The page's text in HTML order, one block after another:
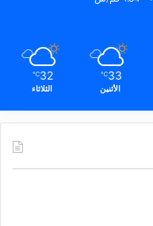
33
℃
الأثنين
32
℃
الثلاثاء